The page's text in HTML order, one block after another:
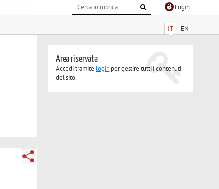
Login
IT EN
Area riservata
Accedi tramite login per gestire tutti i contenuti
del sito.